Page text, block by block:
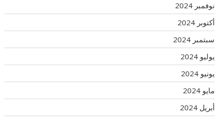
نوفمبر 2024
أكتوبر 2024
سبتمبر 2024
يوليو 2024
يونيو 2024
مايو 2024
أبريل 2024